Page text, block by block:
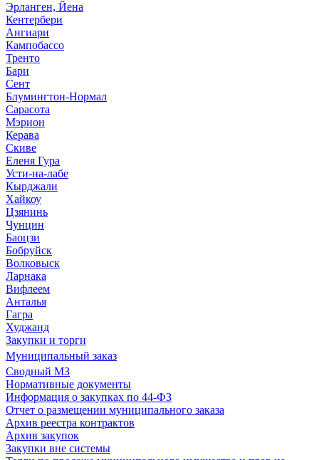
Эрланген, Йена
Кентербери
Ангиари
Кампобассо
Тренто
Бари
Сент
Блумингтон-Нормал
Сарасота
Мэрион
Керава
Скиве
Еленя Гура
Усти-на-лабе
Кырджали
Хайкоу
Цзянинь
Чунцин
Баоцзи
Бобруйск
Волковыск
Ларнака
Вифлеем
Анталья
Гагра
Худжанд
Закупки и торги
Муниципальный заказ
Сводный МЗ
Нормативные документы
Информация о закупках по 44-ФЗ
Отчет о размещении муниципального заказа
Архив реестра контрактов
Архив закупок
Закупки вне системы